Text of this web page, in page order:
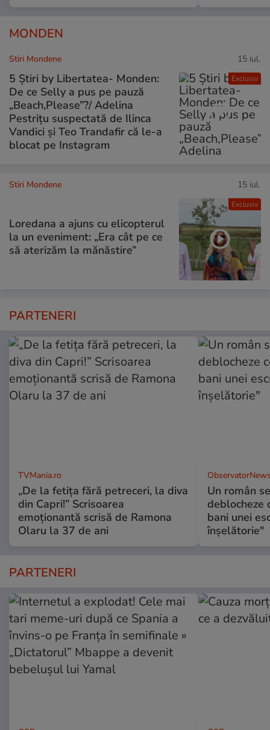
MONDEN
Exclusiv
Stiri Mondene 15 iul.
5 Știri by Libertatea- Monden:
De ce Selly a pus pe pauză
„Beach,Please”?/ Adelina
Pestrițu suspectată de Ilinca
Vandici și Teo Trandafir că le-a
blocat pe Instagram
Exclusiv
Stiri Mondene 15 iul.
Loredana a ajuns cu elicopterul
la un eveniment: „Era cât pe ce
să aterizăm la mănăstire”
PARTENERI
TVMania.ro
„De la fetița fără petreceri, la diva
din Capri!” Scrisoarea
emoționantă scrisă de Ramona
Olaru la 37 de ani
Un român
deblocheze
bani unei
înşelătorie"
PARTENERI